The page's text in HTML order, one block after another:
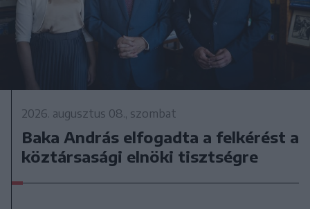
2026. augusztus 08., szombat
Baka András elfogadta a felkérést a
köztársasági elnöki tisztségre